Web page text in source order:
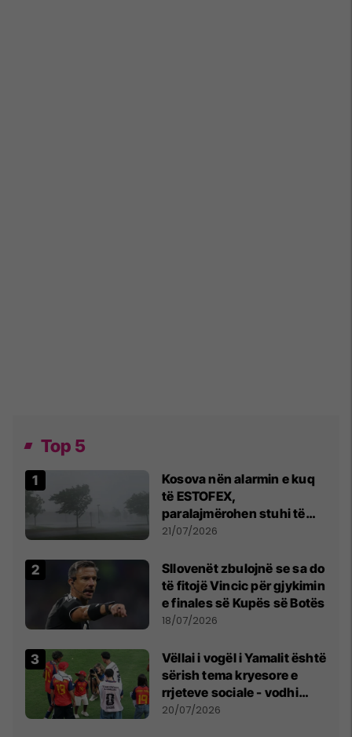
Top 5
Kosova nën alarmin e kuq
të ESTOFEX,
paralajmërohen stuhi të
fuqishme me breshër dhe
21/07/2026
Sllovenët zbulojnë se sa do
të fitojë Vincic për gjykimin
e finales së Kupës së Botës
18/07/2026
Vëllai i vogël i Yamalit është
sërish tema kryesore e
rrjeteve sociale - vodhi
vëmendjen pas finales së
20/07/2026